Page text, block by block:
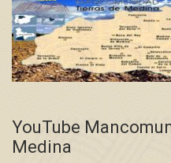
YouTube
Medina